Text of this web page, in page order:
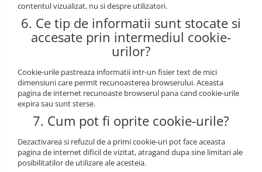
contentul vizualizat, nu si despre utilizatori.
6. Ce tip de informatii sunt stocate si
accesate prin intermediul cookie-
urilor?
Cookie-urile pastreaza informatii intr-un fisier text de mici
dimensiuni care permit recunoasterea browserului. Aceasta
pagina de internet recunoaste browserul pana cand cookie-urile
expira sau sunt sterse.
7. Cum pot fi oprite cookie-urile?
Dezactivarea si refuzul de a primi cookie-uri pot face aceasta
pagina de internet dificil de vizitat, atragand dupa sine limitari ale
posibilitatilor de utilizare ale acesteia.